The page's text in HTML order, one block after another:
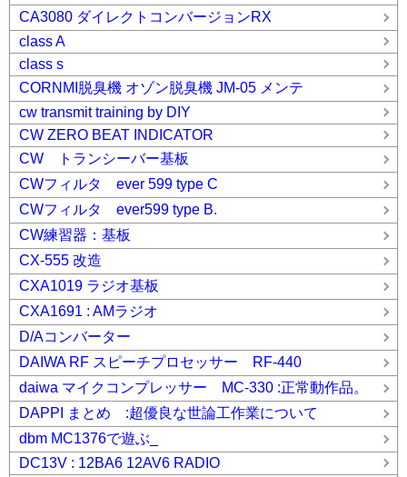
CA3080 ダイレクトコンバージョンRX
class A
class s
CORNMI脱臭機 オゾン脱臭機 JM-05 メンテ
cw transmit training by DIY
CW ZERO BEAT INDICATOR
CW トランシーバー基板
CWフィルタ ever 599 type C
CWフィルタ ever599 type B.
CW練習器：基板
CX-555 改造
CXA1019 ラジオ基板
CXA1691 : AMラジオ
D/Aコンバーター
DAIWA RF スピーチプロセッサー RF-440
daiwa マイクコンプレッサー MC-330 :正常動作品。
DAPPI まとめ :超優良な世論工作業について
dbm MC1376で遊ぶ_
DC13V : 12BA6 12AV6 RADIO